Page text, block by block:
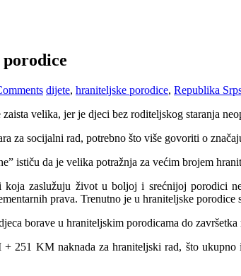
dijete, hraniteljske porodice, Republika
velika, jer je djeci bez roditeljskog staranja
za socijalni rad, potrebno što više govoriti o
ističu da je velika potražnja za većim brojem
koja zaslužuju život u boljoj i srećnijoj porodici
prava. Trenutno je u hraniteljske porodice
borave u hraniteljskim porodicama do
+ 251 KM naknada za hraniteljski rad, što